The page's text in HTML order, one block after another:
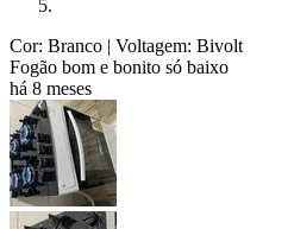
Cor: Branco | Voltagem: Bivolt
Fogão bom e bonito só baixo
há 8 meses